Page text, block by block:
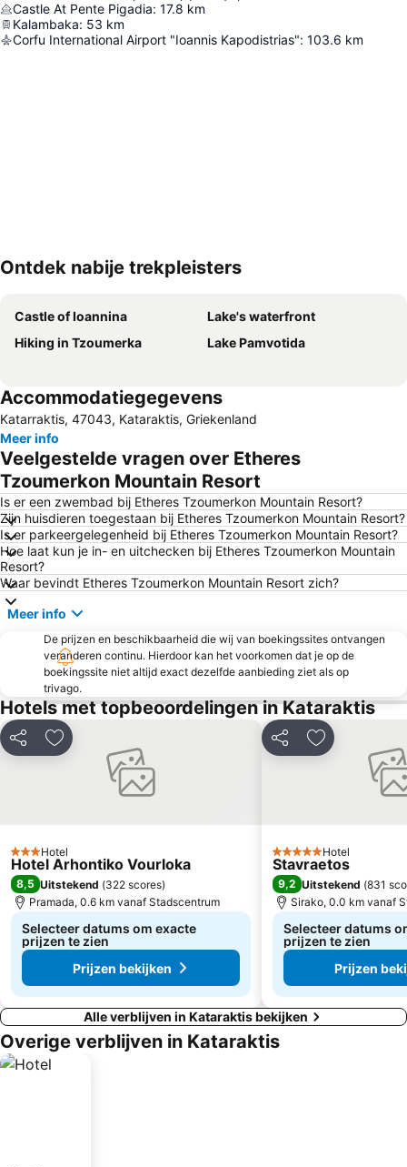
Castle At Pente Pigadia: 17.8 km
Kalambaka: 53 km
Corfu International Airport "Ioannis Kapodistrias": 103.6 km
Kaart uitvouwen
Ontdek nabije trekpleisters
Castle of Ioannina
Lake's waterfront
Hiking in Tzoumerka
Lake Pamvotida
Accommodatiegegevens
Katarraktis, 47043, Kataraktis, Griekenland
Meer info
Veelgestelde vragen over Etheres
Tzoumerkon Mountain Resort
Is er een zwembad bij Etheres Tzoumerkon Mountain Resort?
Zijn huisdieren toegestaan bij Etheres Tzoumerkon Mountain Resort?
Is er parkeergelegenheid bij Etheres Tzoumerkon Mountain Resort?
Hoe laat kun je in- en uitchecken bij Etheres Tzoumerkon Mountain
Resort?
Waar bevindt Etheres Tzoumerkon Mountain Resort zich?
Meer info
De prijzen en beschikbaarheid die wij van boekingssites ontvangen
veranderen continu. Hierdoor kan het voorkomen dat je op de
boekingssite niet altijd exact dezelfde aanbieding ziet als op
trivago.
Hotels met topbeoordelingen in Kataraktis
Delen Toevoegen aan favorieten
3 Sterren
Hotel
Hotel Arhontiko Vourloka
8,5 Uitstekend (322 scores)
Pramada, 0.6 km vanaf Stadscentrum
Selecteer datums om exacte
prijzen te zien
Prijzen bekijken
Delen Toevoegen
5 SterrenHotel
Stavraetos
9,2 Uitstekend (831
Sirako, 0.0 km vanaf
Selecteer datums
prijzen te zien
Prijzen
Alle verblijven in Kataraktis bekijken
Overige verblijven in Kataraktis